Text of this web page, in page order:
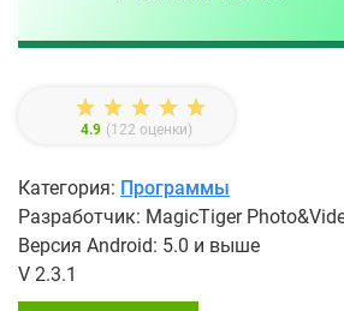
4.9 (122 оценки)
Категория: Программы
Разработчик: MagicTiger
Версия Android: 5.0 и выше
V 2.3.1